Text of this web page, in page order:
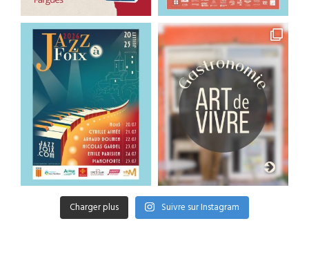
Charger plus Suivre sur Instagram